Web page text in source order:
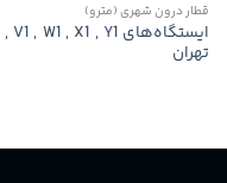
قطار درون شهری (مترو)
تهران